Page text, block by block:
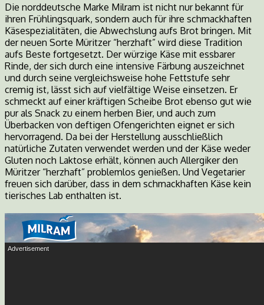
Die norddeutsche Marke Milram ist nicht nur bekannt für
ihren Frühlingsquark, sondern auch für ihre schmackhaften
Käsespezialitäten, die Abwechslung aufs Brot bringen. Mit
der neuen Sorte Müritzer “herzhaft” wird diese Tradition
aufs Beste fortgesetzt. Der würzige Käse mit essbarer
Rinde, der sich durch eine intensive Färbung auszeichnet
und durch seine vergleichsweise hohe Fettstufe sehr
cremig ist, lässt sich auf vielfältige Weise einsetzen. Er
schmeckt auf einer kräftigen Scheibe Brot ebenso gut wie
pur als Snack zu einem herben Bier, und auch zum
Überbacken von deftigen Ofengerichten eignet er sich
hervorragend. Da bei der Herstellung ausschließlich
natürliche Zutaten verwendet werden und der Käse weder
Gluten noch Laktose erhält, können auch Allergiker den
Müritzer “herzhaft” problemlos genießen. Und Vegetarier
freuen sich darüber, dass in dem schmackhaften Käse kein
tierisches Lab enthalten ist.